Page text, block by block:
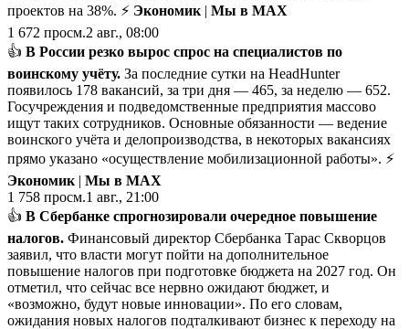
проектов на 38%. ⚡ Экономик | Мы в MAX
1 672 просм.2 авг., 08:00
👍 В России резко вырос спрос на специалистов по
воинскому учёту. За последние сутки на HeadHunter
появилось 178 вакансий, за три дня — 465, за неделю — 652.
Госучреждения и подведомственные предприятия массово
ищут таких сотрудников. Основные обязанности — ведение
воинского учёта и делопроизводства, в некоторых вакансиях
прямо указано «осуществление мобилизационной работы». ⚡
Экономик | Мы в MAX
1 758 просм.1 авг., 21:00
👍 В Сбербанке спрогнозировали очередное повышение
налогов. Финансовый директор Сбербанка Тарас Скворцов
заявил, что власти могут пойти на дополнительное
повышение налогов при подготовке бюджета на 2027 год. Он
отметил, что сейчас все нервно ожидают бюджет, и
«возможно, будут новые инновации». По его словам,
ожидания новых налогов подталкивают бизнес к переходу на